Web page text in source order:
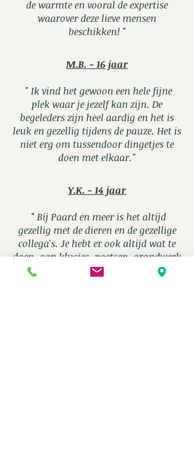
de warmte en vooral de expertise
waarover deze lieve mensen
beschikken! "
M.B. - 16 jaar
" Ik vind het gewoon een hele fijne
plek waar je jezelf kan zijn. De
begeleders zijn heel aardig en het is
leuk en gezellig tijdens de pauze. Het is
niet erg om tussendoor dingetjes te
doen met elkaar."
Y.K. - 14 jaar
" Bij Paard en meer is het altijd
gezellig met de dieren en de gezellige
collega's. Je hebt er ook altijd wat te
doen, aan klusjes, poetsen, grondwerk
en paardrijden! Ik heb er geleerd om